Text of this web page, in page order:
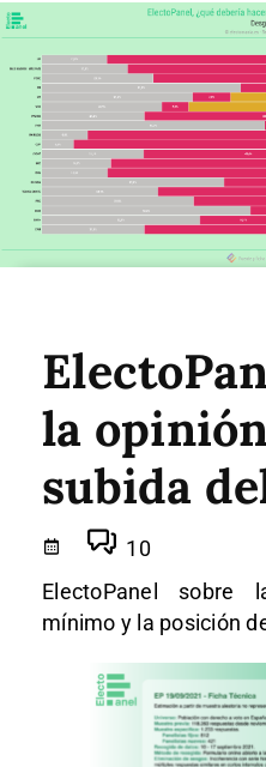
la
subida
10
ElectoPanel sobre
mínimo y la posición